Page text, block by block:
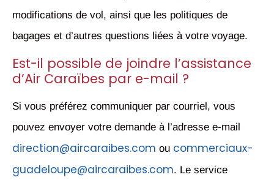
modifications de vol, ainsi que les politiques de
bagages et d’autres questions liées à votre voyage.
Est-il possible de joindre l’assistance
d’Air Caraïbes par e-mail ?
Si vous préférez communiquer par courriel, vous
pouvez envoyer votre demande à l’adresse e-mail
direction@aircaraibes.com ou commerciaux-
guadeloupe@aircaraibes.com. Le service